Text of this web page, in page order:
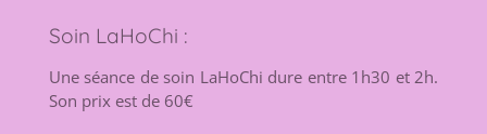
Soin LaHoChi :
Une séance de soin LaHoChi dure entre 1h30 et 2h.
Son prix est de 60€